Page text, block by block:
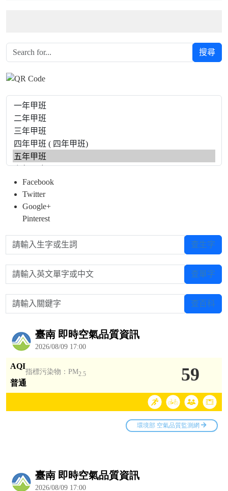
搜尋
Facebook
Twitter
Google+
Pinterest
請輸入生字或生詞 查生字
請輸入英文單字或中文 查單字
請輸入關鍵字 查百科